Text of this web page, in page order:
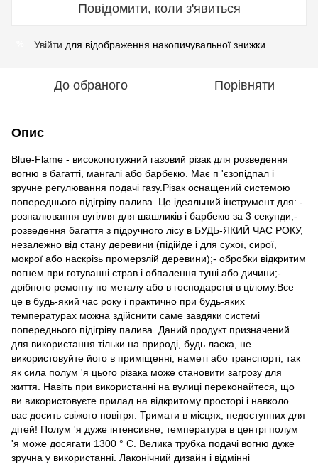
Повідомити, коли з'явиться
Увійти для відображення накопичувальної знижки
До обраного Порівняти
Опис
Blue-Flame - високопотужний газовий різак для розведення
вогню в багатті, мангалі або барбекю. Має п 'єзопідпал і
зручне регулювання подачі газу.Різак оснащений системою
попереднього підігріву палива. Це ідеальний інструмент для: -
розпалювання вугілля для шашликів і барбекю за 3 секунди;-
розведення багаття з підручного лісу в БУДЬ-ЯКИЙ ЧАС РОКУ,
незалежно від стану деревини (підійде і для сухої, сирої,
мокрої або наскрізь промерзлій деревини);- обробки відкритим
вогнем при готуванні страв і обпалення туші або дичини;-
дрібного ремонту по металу або в господарстві в цілому.Все
це в будь-який час року і практично при будь-яких
температурах можна здійснити саме завдяки системі
попереднього підігріву палива. Даний продукт призначений
для використання тільки на природі, будь ласка, не
використовуйте його в приміщенні, наметі або транспорті, так
як сила полум 'я цього різака може становити загрозу для
життя. Навіть при використанні на вулиці переконайтеся, що
ви використовуєте прилад на відкритому просторі і навколо
вас досить свіжого повітря. Тримати в місцях, недоступних для
дітей! Полум 'я дуже інтенсивне, температура в центрі полум
'я може досягати 1300 ° С. Велика трубка подачі вогню дуже
зручна у використанні. Лаконічний дизайн і відмінні